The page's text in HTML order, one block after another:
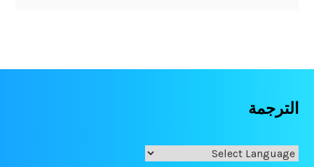
الترجمة